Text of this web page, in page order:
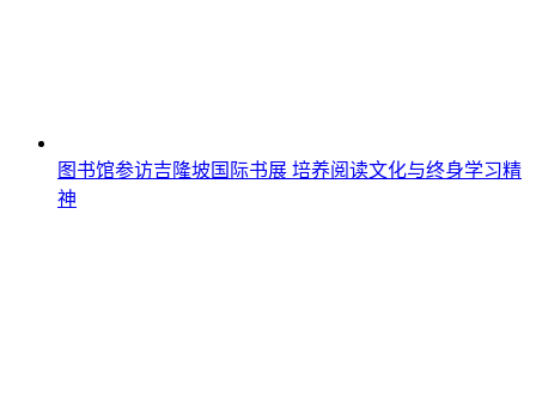
图书馆参访吉隆坡国际书展 培养阅读文化与终身学习精
神